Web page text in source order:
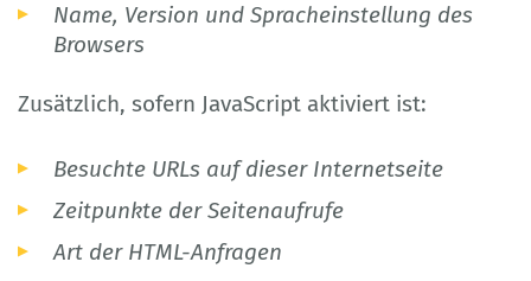
Name, Version und Spracheinstellung des
Browsers
Zusätzlich, sofern JavaScript aktiviert ist:
Besuchte URLs auf dieser Internetseite
Zeitpunkte der Seitenaufrufe
Art der HTML-Anfragen